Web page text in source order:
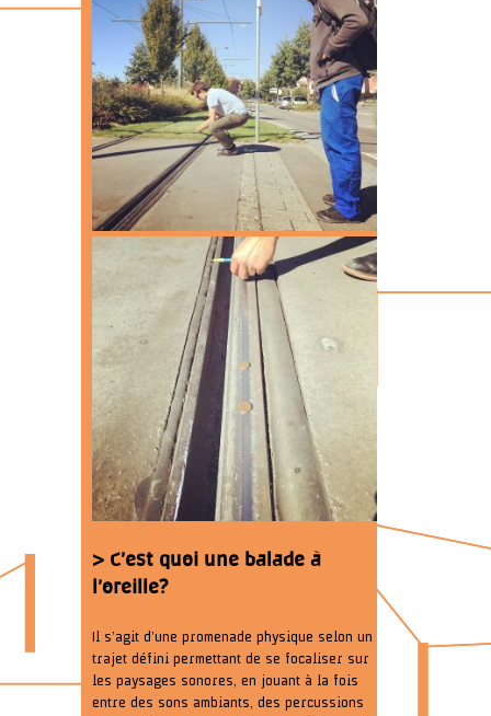
> C’est quoi une balade à
l’oreille?
Il s’agit d’une promenade physique selon un
trajet défini permettant de se focaliser sur
les paysages sonores, en jouant à la fois
entre des sons ambiants, des percussions